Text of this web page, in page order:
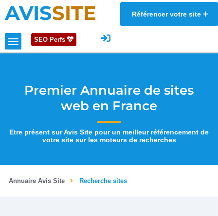
AVISSITE Référencer votre site
SEO Perfs
Premier Annuaire de sites
web en France
Etre présent sur Avis Site pour un meilleur référencement de
votre site sur les moteurs de recherches
Annuaire Avis Site Recherche sites